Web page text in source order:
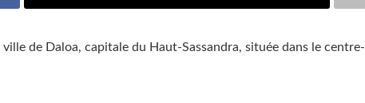
de Daloa, capitale du Haut-Sassandra, située dans le centre-